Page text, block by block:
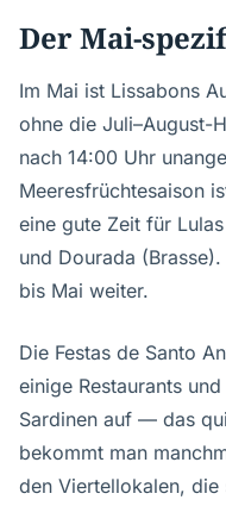
Der Mai-
Im Mai ist Lissabons
ohne die Juli–August-
nach 14:00 Uhr
Meeresfrüchtesaison
eine gute Zeit für
und Dourada
bis Mai weiter.
Die Festas de Santo
einige Restaurants
Sardinen auf — das
bekommt man
den Viertellokalen, die